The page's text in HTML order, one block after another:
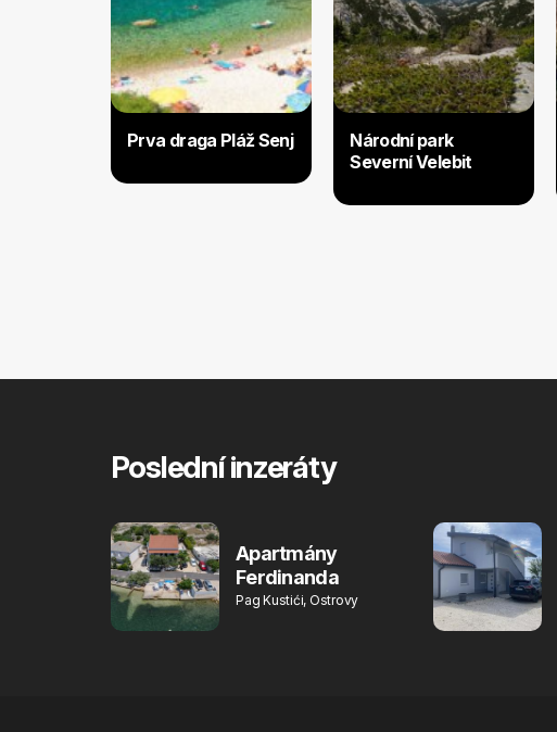
Prva draga Pláž Senj
Národní park
Severní Velebit
Poslední inzeráty
Apartmány
Ferdinanda
Pag Kustići, Ostrovy